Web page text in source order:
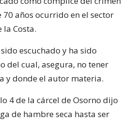
años ocurrido en el sector
la Costa.
escuchado y ha sido
del cual, asegura, no tener
y donde el autor materia.
4 de la cárcel de Osorno dijo
de hambre seca hasta ser